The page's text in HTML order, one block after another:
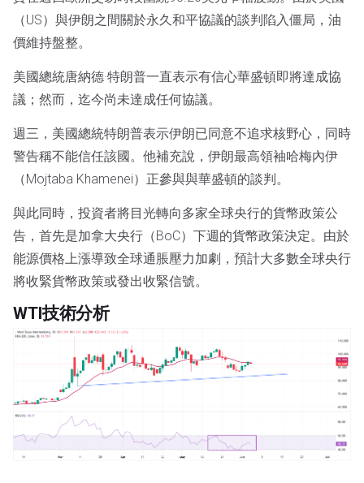
（US）與伊朗之間關於永久和平協議的談判陷入僵局，油
價維持盤整。
美國總統唐納德·特朗普一直表示有信心華盛頓即將達成協
議；然而，迄今尚未達成任何協議。
週三，美國總統特朗普表示伊朗已同意不追求核野心，同時
警告稱不能信任該國。他補充說，伊朗最高領袖哈梅內伊
（Mojtaba Khamenei）正參與與華盛頓的談判。
與此同時，投資者將目光轉向多家全球央行的貨幣政策公
告，首先是加拿大央行（BoC）下週的貨幣政策決定。由於
能源價格上漲導致全球通脹壓力加劇，預計大多數全球央行
將收緊貨幣政策或發出收緊信號。
WTI技術分析